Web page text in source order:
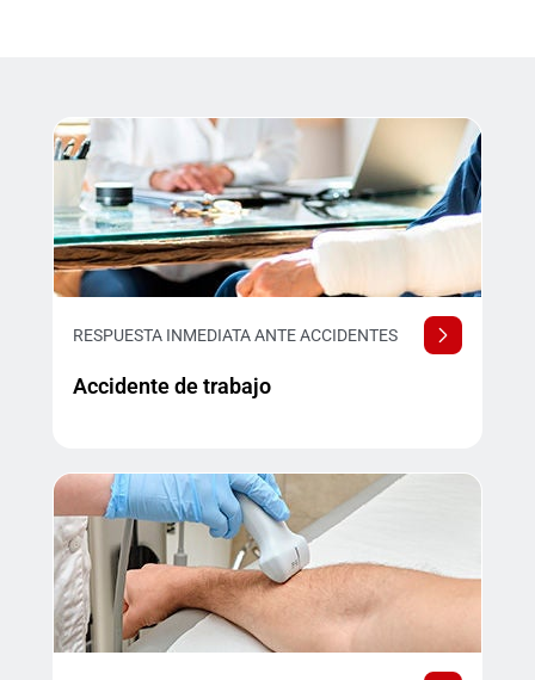
RESPUESTA INMEDIATA ANTE ACCIDENTES
Accidente de trabajo